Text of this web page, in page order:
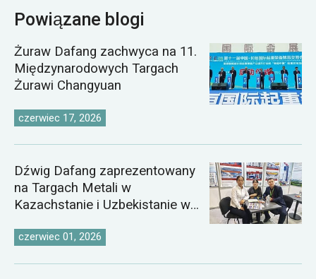
Powiązane blogi
Żuraw Dafang zachwyca na 11.
Międzynarodowych Targach
Żurawi Changyuan
czerwiec 17, 2026
Dźwig Dafang zaprezentowany
na Targach Metali w
Kazachstanie i Uzbekistanie w
czerwiec 01, 2026